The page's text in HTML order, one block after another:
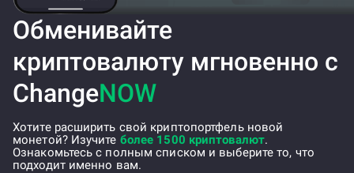
Обменивайте
криптовалюту мгновенно с
ChangeNOW
Хотите расширить свой криптопортфель новой
монетой? Изучите более 1500 криптовалют.
Ознакомьтесь с полным списком и выберите то, что
подходит именно вам.